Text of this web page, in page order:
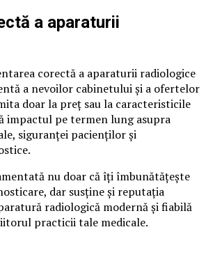
a aparaturii
corectă a aparaturii radiologice
a nevoilor cabinetului și a ofertelor
doar la preț sau la caracteristicile
impactul pe termen lung asupra
siguranței pacienților și
nu doar că îți îmbunătățește
dar susține și reputația
radiologică modernă și fiabilă
practicii tale medicale.